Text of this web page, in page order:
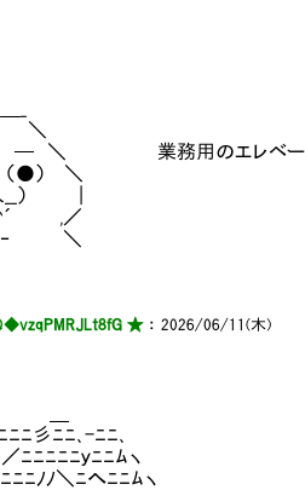
のエレベーターで降
＼
） |
,／
＼
◆vzqPMRJLt8fG ★：2026/06/11(木)
-ﾆﾆ､
ｙﾆﾆﾑヽ
ﾆへﾆﾆﾑヽ